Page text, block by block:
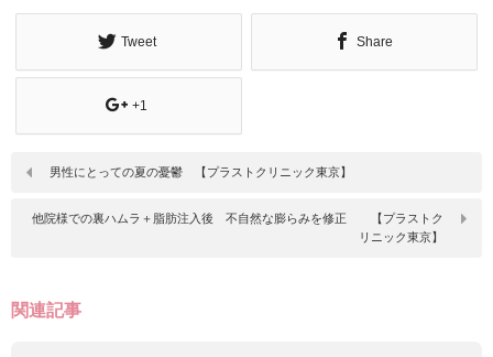
Tweet Share
+1
男性にとっての夏の憂鬱 【プラストクリニック東京】
他院様での裏ハムラ＋脂肪注入後 不自然な膨らみを修正 【プラストク
リニック東京】
関連記事